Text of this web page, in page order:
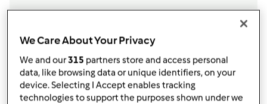
Ingredienti
Insalata di cavolo bianco
50gramminoci sgusciate
500grammicavolo bianco,taglato
We Care About Your Privacy
We and our315 partners store and access personal
data, like browsing data or unique identifiers, on your
device. Selecting I Accept enables tracking
technologies to support the purposes shown under we